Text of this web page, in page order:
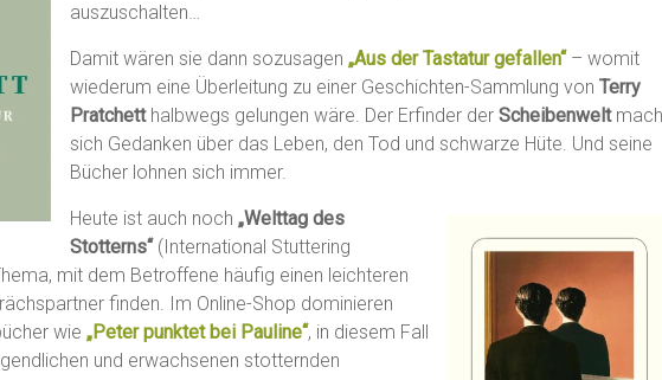
auszuschalten…
Damit wären sie dann sozusagen „Aus der Tastatur gefallen“ – womit
wiederum eine Überleitung zu einer Geschichten-Sammlung von Terry
Pratchetthalbwegs gelungen wäre. Der Erfinder der Scheibenwelt
sich Gedanken über das Leben, den Tod und schwarze Hüte. Und seine
Bücher lohnen sich immer.
Heute ist auch noch „Welttag des
Stotterns“ (International Stuttering
mit dem Betroffene häufig einen leichteren
finden. Im Online-Shop dominieren
wie „Peter punktet bei Pauline“, in diesem Fall
und erwachsenen stotternden